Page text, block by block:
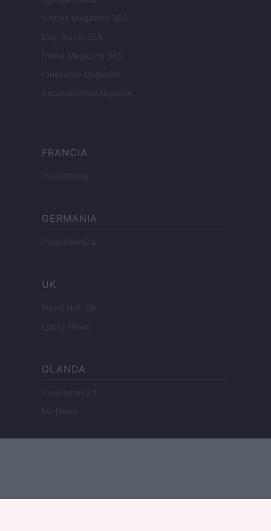
Motors Magazine 365
Day Travel 365
Home Magazine 365
Cineverse Magazine
SecondHomeMagazine
FRANCIA
InvestirMag
GERMANIA
Investieren24
UK
News Hub UK
Lgbtq News
OLANDA
Investeren 24
NL Newz